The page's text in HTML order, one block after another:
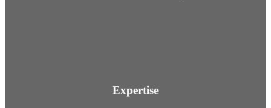
Expertise